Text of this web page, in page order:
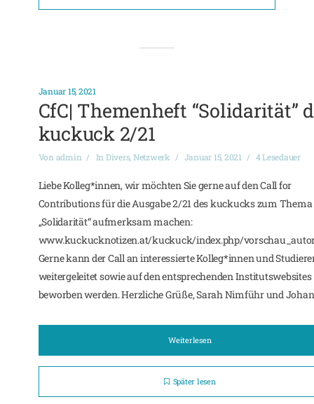
Januar 15, 2021
CfC| Themenheft “Solidarität”
kuckuck 2/21
Von admin In Divers,Netzwerk Januar 15, 2021 4 Lesedauer
Liebe Kolleg*innen, wir möchten Sie gerne auf den Call for
Contributions für die Ausgabe 2/21 des kuckucks zum Thema
„Solidarität“ aufmerksam machen:
www.kuckucknotizen.at/kuckuck/index.php/
Gerne kann der Call an interessierte Kolleg*innen und
weitergeleitet sowie auf den entsprechenden Institutswebsites
beworben werden. Herzliche Grüße, Sarah Nimführ und
Weiterlesen
Später lesen